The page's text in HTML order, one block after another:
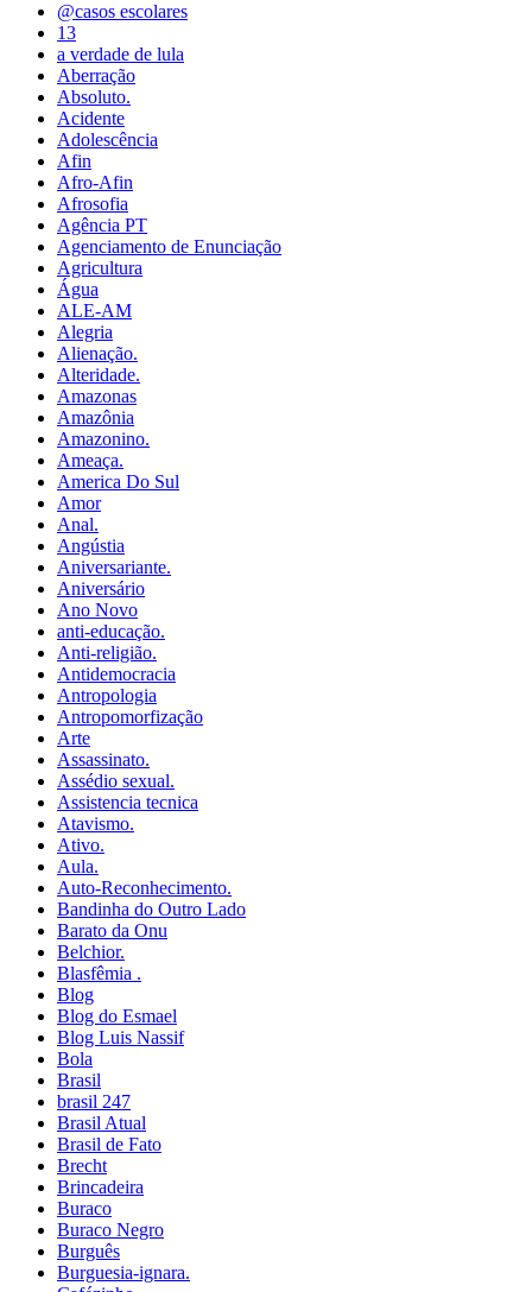
@casos escolares
13
a verdade de lula
Aberração
Absoluto.
Acidente
Adolescência
Afin
Afro-Afin
Afrosofia
Agência PT
Agenciamento de Enunciação
Agricultura
Água
ALE-AM
Alegria
Alienação.
Alteridade.
Amazonas
Amazônia
Amazonino.
Ameaça.
America Do Sul
Amor
Anal.
Angústia
Aniversariante.
Aniversário
Ano Novo
anti-educação.
Anti-religião.
Antidemocracia
Antropologia
Antropomorfização
Arte
Assassinato.
Assédio sexual.
Assistencia tecnica
Atavismo.
Ativo.
Aula.
Auto-Reconhecimento.
Bandinha do Outro Lado
Barato da Onu
Belchior.
Blasfêmia .
Blog
Blog do Esmael
Blog Luis Nassif
Bola
Brasil
brasil 247
Brasil Atual
Brasil de Fato
Brecht
Brincadeira
Buraco
Buraco Negro
Burguês
Burguesia-ignara.